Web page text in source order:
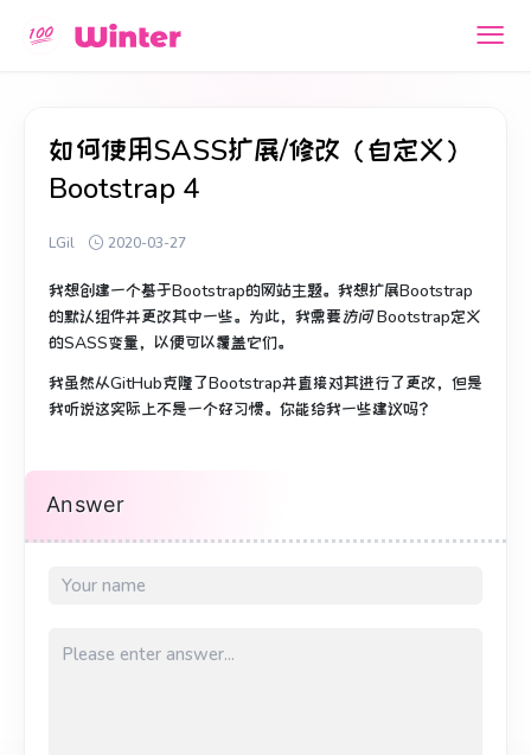
如何使用SASS扩展/修改（自定义）
Bootstrap 4
LGil 2020-03-27
我想创建一个基于Bootstrap的网站主题。 我想扩展Bootstrap
的默认组件并更改其中一些。 为此，我需要访问Bootstrap定义
的SASS变量，以便可以覆盖它们。
我虽然从GitHub克隆了Bootstrap并直接对其进行了更改，但是
我听说这实际上不是一个好习惯。 你能给我一些建议吗？
Answer